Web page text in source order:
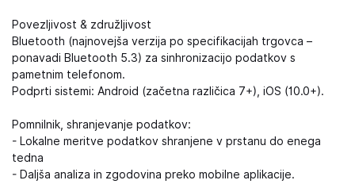
Povezljivost & združljivost
Bluetooth (najnovejša verzija po specifikacijah trgovca –
ponavadi Bluetooth 5.3) za sinhronizacijo podatkov s
pametnim telefonom.
Podprti sistemi: Android (začetna različica 7+), iOS (10.0+).
Pomnilnik, shranjevanje podatkov:
- Lokalne meritve podatkov shranjene v prstanu do enega
tedna
- Daljša analiza in zgodovina preko mobilne aplikacije.